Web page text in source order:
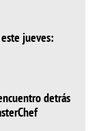
jueves:
detrás